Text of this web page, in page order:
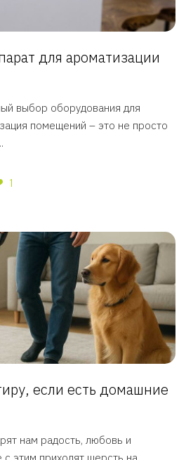
для ароматизации
выбор оборудования для
помещений – это не просто
1
если есть домашние
нам радость, любовь и